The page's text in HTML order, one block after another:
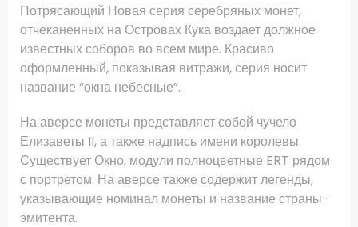
Потрясающий Новая серия серебряных монет,
отчеканенных на Островах Кука воздает должное
известных соборов во всем мире. Красиво
оформленный, показывая витражи, серия носит
название “окна небесные”.
На аверсе монеты представляет собой чучело
Елизаветы II, а также надпись имени королевы.
Существует Окно, модули полноцветные ERT рядом
с портретом. На аверсе также содержит легенды,
указывающие номинал монеты и название страны-
эмитента.